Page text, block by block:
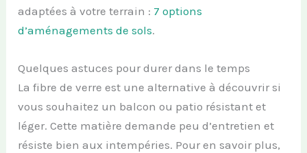
adaptées à votre terrain : 7 options
d’aménagements de sols.
Quelques astuces pour durer dans le temps
La fibre de verre est une alternative à découvrir si
vous souhaitez un balcon ou patio résistant et
léger. Cette matière demande peu d’entretien et
résiste bien aux intempéries. Pour en savoir plus,